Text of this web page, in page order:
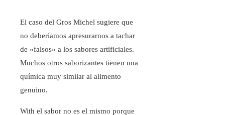
El caso del Gros Michel sugiere que
no deberíamos apresurarnos a tachar
de «falsos» a los sabores artificiales.
Muchos otros saborizantes tienen una
química muy similar al alimento
genuino.
With el sabor no es el mismo porque